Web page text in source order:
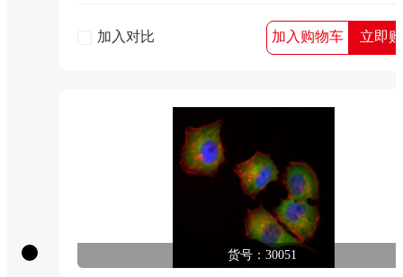
加入对比 加入购物车 立即
货号：30051